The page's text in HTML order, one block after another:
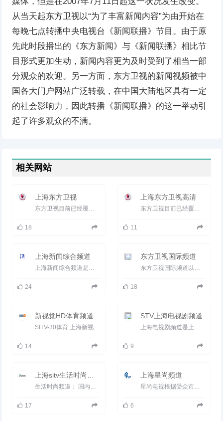
从当天起东方卫视以“为了丰富新闻内容”为由开始在
每晚七点转播中央电视台《新闻联播》节目。由于原
先此时段播出的《东方新闻》与《新闻联播》相比节
目形式更加生动，新闻内容更为及时受到了相当一部
分观众的欢迎。另一方面，东方卫视的新闻视频被中
国各大门户网站广泛转载，在中国大陆地区具有一定
的社会影响力，因此转播《新闻联播》的这一举动引
起了许多观众的不满。
相关网站
上海东方卫视
18
上海东方卫视高清
东方卫视目前已经覆盖中国绝大多数城市地区，成为除中央电视台外中国落地率和人口覆盖率最高的地方卫星电视频...
11
上海新闻综合频道
24
东方卫视国际频道
18
新视觉HD体育频道
14
STV上海电视剧频道
9
17
上海星尚频道
星尚电视根据受众市场的不同特点，分别面向无线电视频道、数字电视（醒尚酷）和手机电视等新媒体平台制作不同的播...
6